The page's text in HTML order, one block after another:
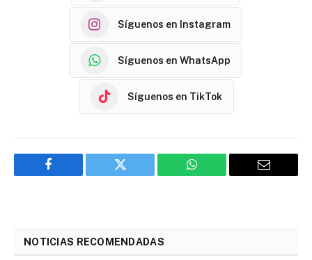
Síguenos en Instagram
Síguenos en WhatsApp
Síguenos en TikTok
Facebook Twitter WhatsApp Email
NOTICIAS RECOMENDADAS